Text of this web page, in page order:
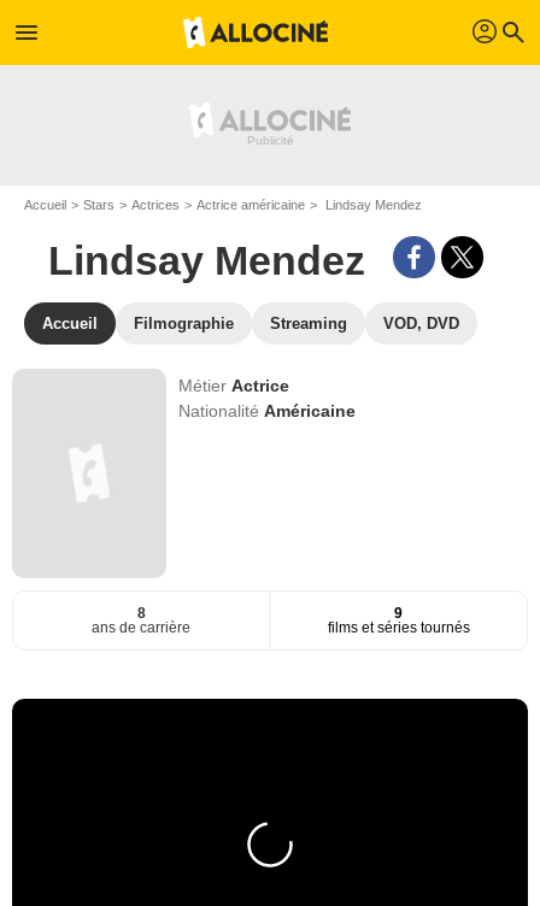
menu profil search
Accueil Stars Actrices Actrice américaine Lindsay Mendez
Lindsay Mendez
Accueil Filmographie Streaming VOD, DVD
MétierActrice
NationalitéAméricaine
8
ans de carrière
9
films et séries tournés